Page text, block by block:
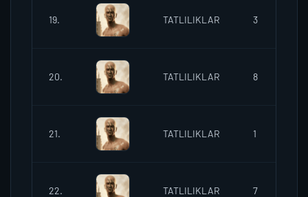
19. TATLILIKLAR 3
20. TATLILIKLAR 8
21. TATLILIKLAR 1
22. TATLILIKLAR 7